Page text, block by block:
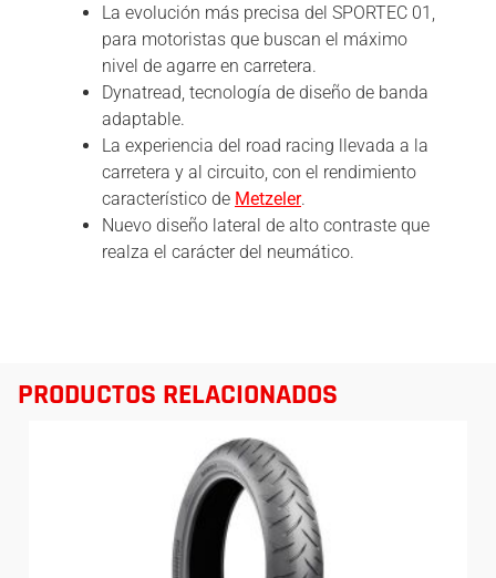
La evolución más precisa del SPORTEC 01,
para motoristas que buscan el máximo
nivel de agarre en carretera.
Dynatread, tecnología de diseño de banda
adaptable.
La experiencia del road racing llevada a la
carretera y al circuito, con el rendimiento
característico de Metzeler.
Nuevo diseño lateral de alto contraste que
realza el carácter del neumático.
PRODUCTOS RELACIONADOS